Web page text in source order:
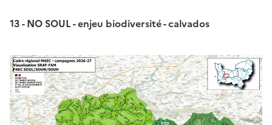
13 - NO SOUL - enjeu biodiversité - calvados